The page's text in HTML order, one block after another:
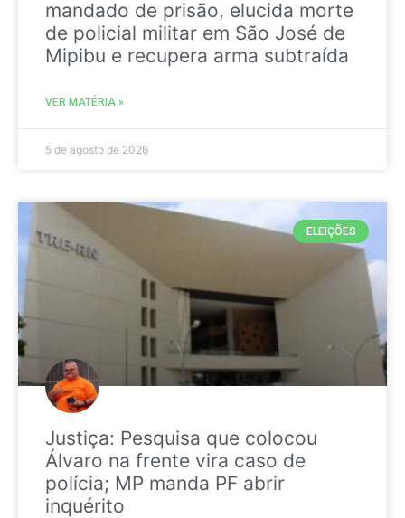
mandado de prisão, elucida morte
de policial militar em São José de
Mipibu e recupera arma subtraída
VER MATÉRIA »
5 de agosto de 2026
ELEIÇÕES
Justiça: Pesquisa que colocou
Álvaro na frente vira caso de
polícia; MP manda PF abrir
inquérito